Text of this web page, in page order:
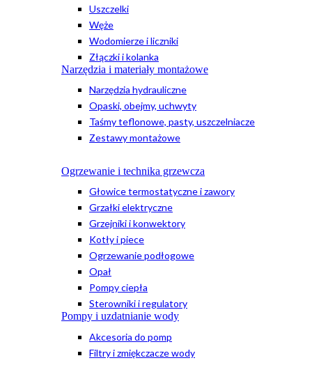
Uszczelki
Węże
Wodomierze i liczniki
Złączki i kolanka
Narzędzia i materiały montażowe
Narzędzia hydrauliczne
Opaski, obejmy, uchwyty
Taśmy teflonowe, pasty, uszczelniacze
Zestawy montażowe
Ogrzewanie i technika grzewcza
Głowice termostatyczne i zawory
Grzałki elektryczne
Grzejniki i konwektory
Kotły i piece
Ogrzewanie podłogowe
Opał
Pompy ciepła
Sterowniki i regulatory
Pompy i uzdatnianie wody
Akcesoria do pomp
Filtry i zmiękczacze wody